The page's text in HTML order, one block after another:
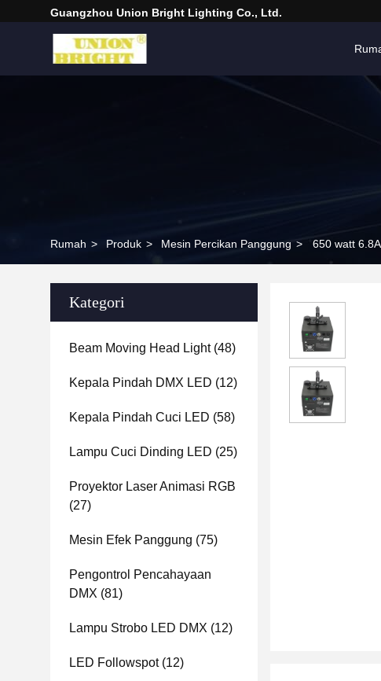
Guangzhou Union Bright Lighting Co., Ltd.
Rumah > Produk > Mesin Percikan Panggung > 650 watt
Kategori
Beam Moving Head Light(48)
Kepala Pindah DMX LED (12)
Kepala Pindah Cuci LED (58)
Lampu Cuci Dinding LED (25)
Proyektor Laser Animasi RGB
(27)
Mesin Efek Panggung (75)
Pengontrol Pencahayaan
DMX (81)
Lampu Strobo LED DMX (12)
LED Followspot(12)